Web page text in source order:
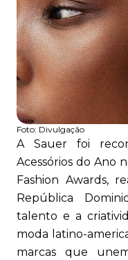
Foto: Divulgação
A Sauer foi
Acessórios do Ano
Fashion Awards,
República
talento e a
moda latino-
marcas que